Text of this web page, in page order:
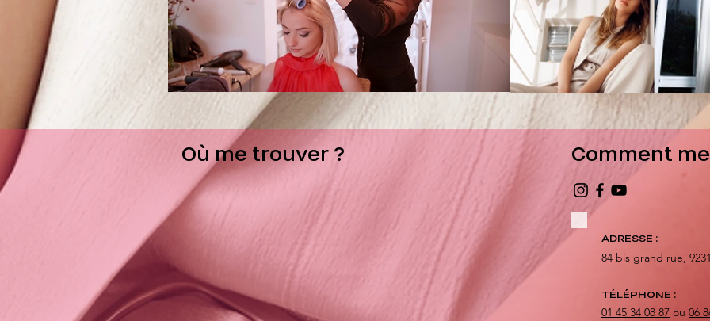
Où me trouver ? Comment
ADRESSE :
84 bis grand rue,
TÉLÉPHONE :
01 45 34 08 87 ou 06